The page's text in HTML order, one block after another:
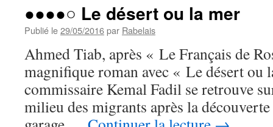
●●●●○ Le désert ou la mer
Publié le29/05/2016par Rabelais
Ahmed Tiab, après « Le Français de
magnifique roman avec « Le désert ou
commissaire Kemal Fadil se retrouve
milieu des migrants après la